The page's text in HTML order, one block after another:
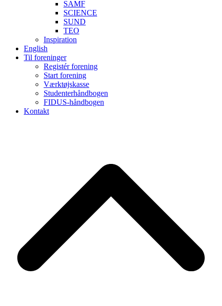
SAMF
SCIENCE
SUND
TEO
Inspiration
English
Til foreninger
Registér forening
Start forening
Værktøjskasse
Studenterhåndbogen
FIDUS-håndbogen
Kontakt